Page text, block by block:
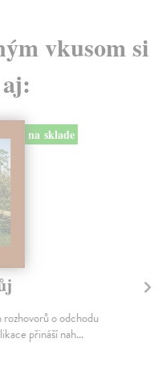
vkusom si
na sklade
o odchodu
přináší nah...